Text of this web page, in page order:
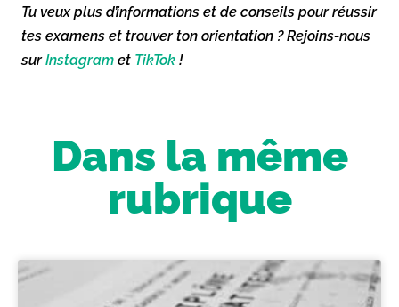
Tu veux plus d’informations et de conseils pour réussir
tes examens et trouver ton orientation ? Rejoins-nous
surInstagram et TikTok !
Dans la même
rubrique